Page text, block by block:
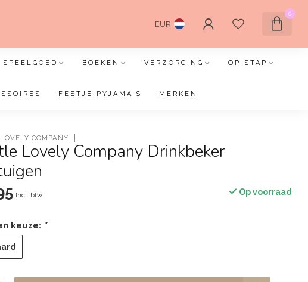
EUR
0
SPEELGOED BOEKEN VERZORGING OP STAP
FEETJE PYJAMA'S MERKEN
COMPANY
Lovely Company Drinkbeker
Incl. btw Op voorraad
keuze: *